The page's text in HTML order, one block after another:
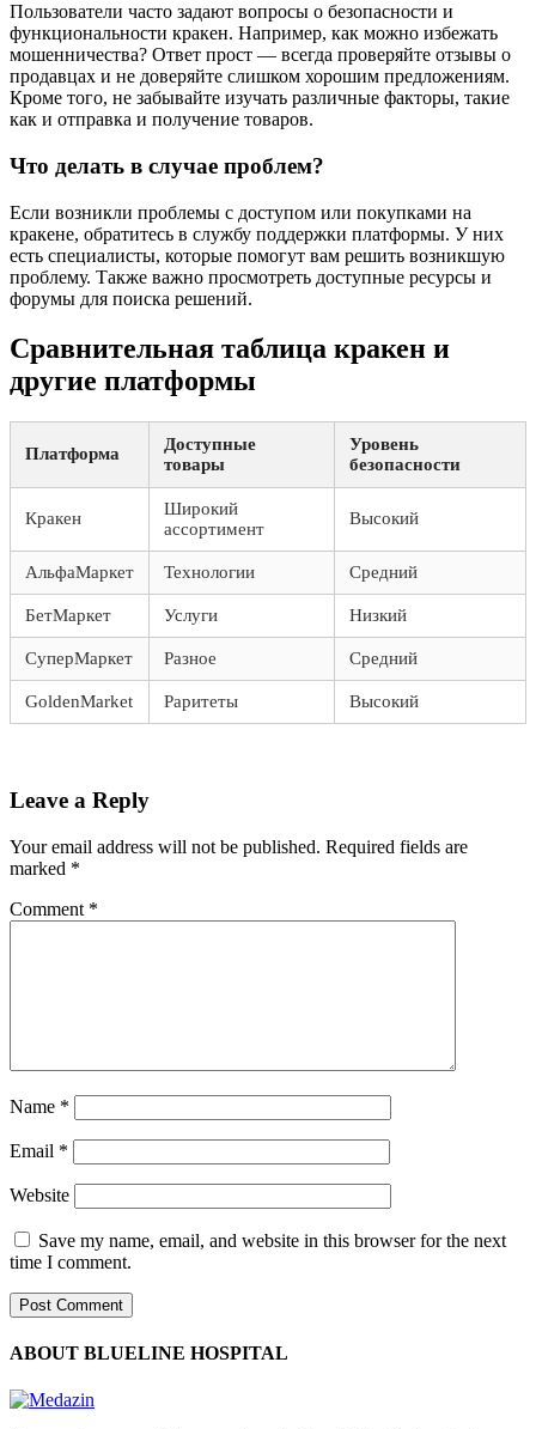
Пользователи часто задают вопросы о безопасности и
функциональности кракен. Например, как можно избежать
мошенничества? Ответ прост — всегда проверяйте отзывы о
продавцах и не доверяйте слишком хорошим предложениям.
Кроме того, не забывайте изучать различные факторы, такие
как и отправка и получение товаров.
Что делать в случае проблем?
Если возникли проблемы с доступом или покупками на
кракене, обратитесь в службу поддержки платформы. У них
есть специалисты, которые помогут вам решить возникшую
проблему. Также важно просмотреть доступные ресурсы и
форумы для поиска решений.
Сравнительная таблица кракен и
другие платформы
Платформа
Доступные
товары
Уровень
безопасности
Кракен
Широкий
ассортимент
Высокий
АльфаМаркет Технологии Средний
БетМаркет Услуги Низкий
СуперМаркет Разное Средний
GoldenMarket Раритеты Высокий
Leave a Reply
Your email address will not be published. Required fields are
marked *
Comment *
Name *
Email *
Website
Save my name, email, and website in this browser for the next
time I comment.
ABOUT BLUELINE HOSPITAL